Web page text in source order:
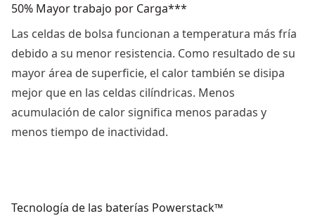
50% Mayor trabajo por Carga***
Las celdas de bolsa funcionan a temperatura más fría
debido a su menor resistencia. Como resultado de su
mayor área de superficie, el calor también se disipa
mejor que en las celdas cilíndricas. Menos
acumulación de calor significa menos paradas y
menos tiempo de inactividad.
Tecnología de las baterías Powerstack™